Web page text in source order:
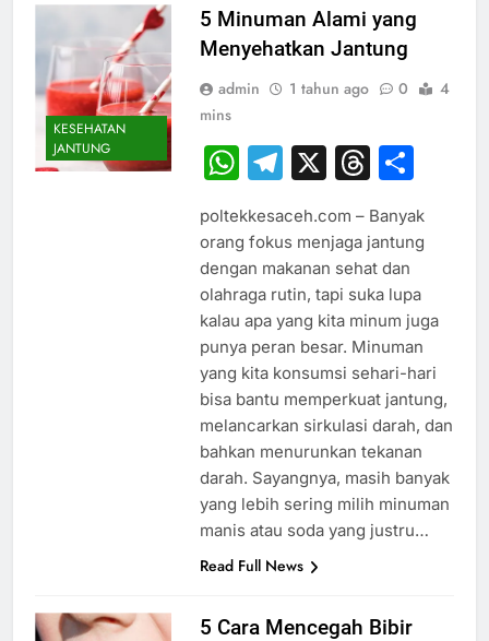
KESEHATAN
JANTUNG
5 Minuman Alami yang
Menyehatkan Jantung
admin 1 tahun ago 0
4
mins
WhatsApp
Telegram
X
poltekkesaceh.com – Banyak
orang fokus menjaga jantung
dengan makanan sehat dan
olahraga rutin, tapi suka lupa
kalau apa yang kita minum juga
punya peran besar. Minuman
yang kita konsumsi sehari-hari
bisa bantu memperkuat jantung,
melancarkan sirkulasi darah, dan
bahkan menurunkan tekanan
darah. Sayangnya, masih banyak
yang lebih sering milih minuman
manis atau soda yang justru…
Read Full News
5 Cara Mencegah Bibir